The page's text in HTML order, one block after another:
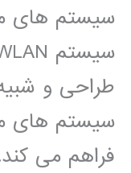
طراحی و
فراهم می